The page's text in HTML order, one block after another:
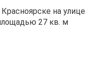
на улице
27 кв. м